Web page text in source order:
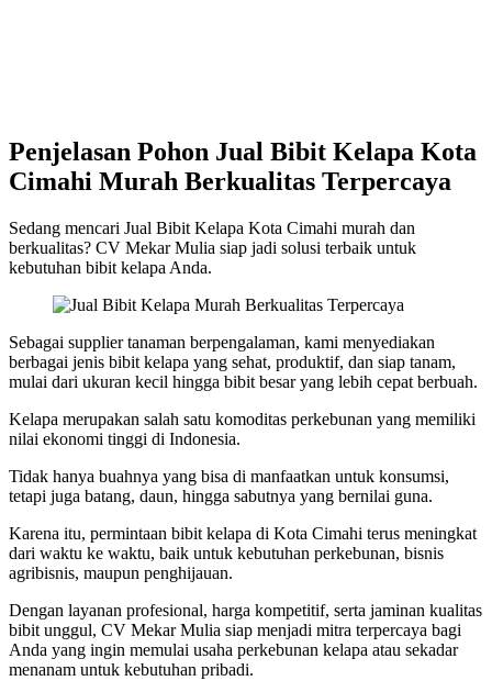
Penjelasan Pohon Jual Bibit Kelapa Kota
Cimahi Murah Berkualitas Terpercaya
Sedang mencari Jual Bibit Kelapa Kota Cimahi murah dan
berkualitas? CV Mekar Mulia siap jadi solusi terbaik untuk
kebutuhan bibit kelapa Anda.
Sebagai supplier tanaman berpengalaman, kami menyediakan
berbagai jenis bibit kelapa yang sehat, produktif, dan siap tanam,
mulai dari ukuran kecil hingga bibit besar yang lebih cepat berbuah.
Kelapa merupakan salah satu komoditas perkebunan yang memiliki
nilai ekonomi tinggi di Indonesia.
Tidak hanya buahnya yang bisa di manfaatkan untuk konsumsi,
tetapi juga batang, daun, hingga sabutnya yang bernilai guna.
Karena itu, permintaan bibit kelapa di Kota Cimahi terus meningkat
dari waktu ke waktu, baik untuk kebutuhan perkebunan, bisnis
agribisnis, maupun penghijauan.
Dengan layanan profesional, harga kompetitif, serta jaminan kualitas
bibit unggul, CV Mekar Mulia siap menjadi mitra terpercaya bagi
Anda yang ingin memulai usaha perkebunan kelapa atau sekadar
menanam untuk kebutuhan pribadi.